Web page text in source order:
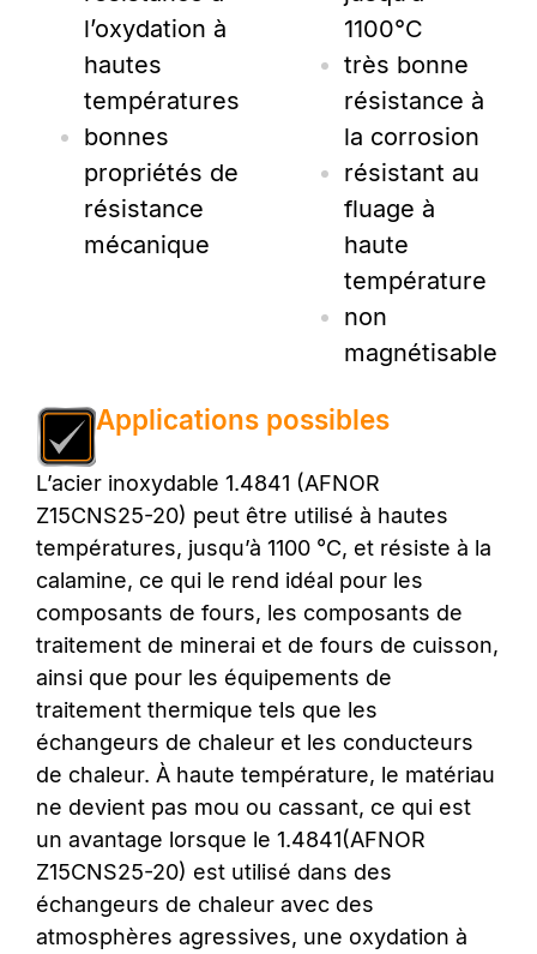
l’oxydation à
hautes
températures
bonnes
propriétés de
résistance
mécanique
1100°C
très bonne
résistance à
la corrosion
résistant au
fluage à
haute
température
non
magnétisable
Applications possibles
L’acier inoxydable 1.4841 (AFNOR
Z15CNS25-20) peut être utilisé à hautes
températures, jusqu’à 1100 °C, et résiste à la
calamine, ce qui le rend idéal pour les
composants de fours, les composants de
traitement de minerai et de fours de cuisson,
ainsi que pour les équipements de
traitement thermique tels que les
échangeurs de chaleur et les conducteurs
de chaleur. À haute température, le matériau
ne devient pas mou ou cassant, ce qui est
un avantage lorsque le 1.4841(AFNOR
Z15CNS25-20) est utilisé dans des
échangeurs de chaleur avec des
atmosphères agressives, une oxydation à